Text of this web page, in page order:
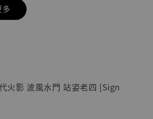
火影 波風水門 站姿老四 [Sign